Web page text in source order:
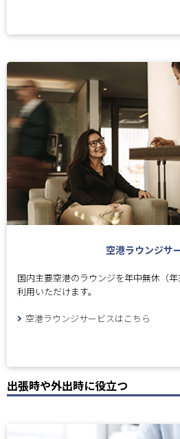
空港ラウンジサ
国内主要空港のラウンジを年中無休（
利用いただけます。
空港ラウンジサービスはこちら
出張時や外出時に役立つ